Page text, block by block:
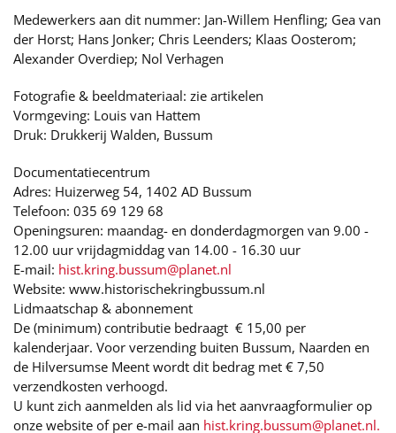
Medewerkers aan dit nummer: Jan-Willem Henfling; Gea van
der Horst; Hans Jonker; Chris Leenders; Klaas Oosterom;
Alexander Overdiep; Nol Verhagen
Fotografie & beeldmateriaal: zie artikelen
Vormgeving: Louis van Hattem
Druk: Drukkerij Walden, Bussum
Documentatiecentrum
Adres: Huizerweg 54, 1402 AD Bussum
Telefoon: 035 69 129 68
Openingsuren: maandag- en donderdagmorgen van 9.00 -
12.00 uur vrijdagmiddag van 14.00 - 16.30 uur
E-mail: hist.kring.bussum@planet.nl
Website: www.historischekringbussum.nl
Lidmaatschap & abonnement
De (minimum) contributie bedraagt € 15,00 per
kalenderjaar. Voor verzending buiten Bussum, Naarden en
de Hilversumse Meent wordt dit bedrag met € 7,50
verzendkosten verhoogd.
U kunt zich aanmelden als lid via het aanvraagformulier op
onze website of per e-mail aan hist.kring.bussum@planet.nl.